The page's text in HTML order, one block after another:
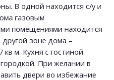
В одной находится с/у и
газовым
помещениями находится
зоне дома –
кв м. Кухня с гостиной
При желании в
двери во избежание